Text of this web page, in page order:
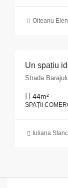
Olteanu
Un spațiu
44m²
SPAȚII
Iuliana